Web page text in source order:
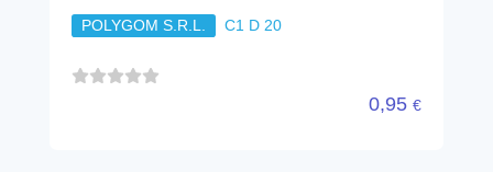
POLYGOM S.R.L. C1 D 20
0,95 €